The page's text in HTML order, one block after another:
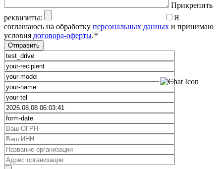
Прикрепить
реквизиты:
Я
соглашаюсь на обработку персональных данных и принимаю
условия договора-оферты.*